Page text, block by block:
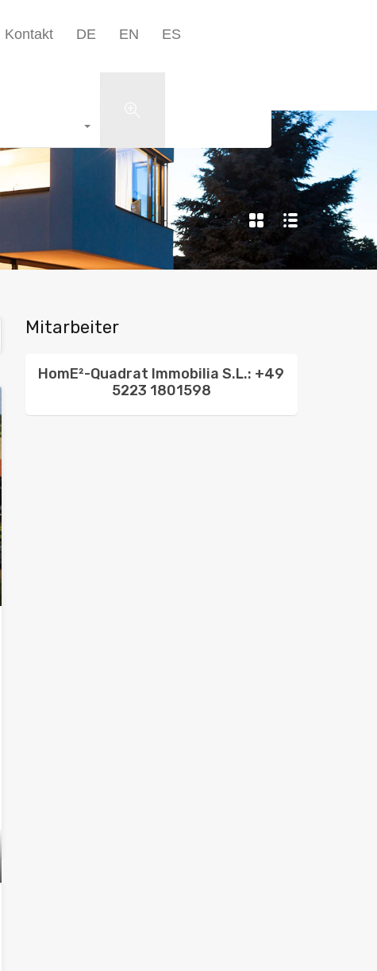
Unternehmen▾
Kontakt DE EN ES
Mitarbeiter
HomE²-Quadrat Immobilia S.L.: +49
5223 1801598